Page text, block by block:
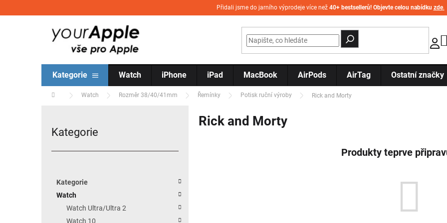
Přidali jsme do jarního výprodeje více než 40+ bestsellerů! Objevte celou nabídku zde.
Kategorie Watch iPhone iPad MacBook AirPods AirTag Ostatní značky
Domů Watch Rozměr 38/40/41mm Řemínky Potisk ruční výroby Rick and Morty
Přeskočit kategorie
Kategorie
Kategorie
Watch
Watch Ultra/Ultra 2
Watch 10
Rick and Morty
Produkty teprve